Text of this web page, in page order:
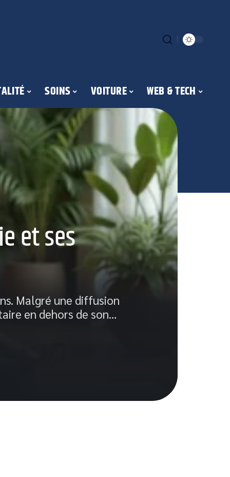
SOINS VOITURE WEB & TECH
et ses
Malgré une diffusion
en dehors de son…